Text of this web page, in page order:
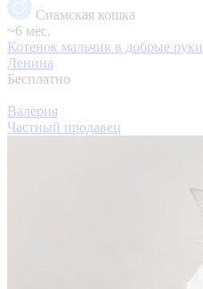
Сиамская кошка
~6 мес.
Котенок мальчик в добрые руки
Ленина
Бесплатно
Валерия
Частный продавец